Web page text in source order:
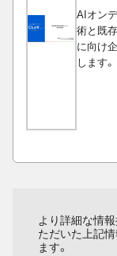
AIオン
術と既
に向け
します。
より詳細な情
ただいた上記
ます。